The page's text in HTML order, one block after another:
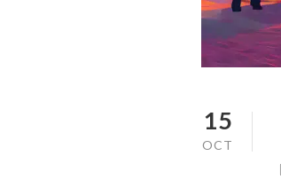
15
OCT